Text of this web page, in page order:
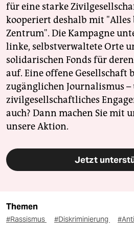
für eine starke
kooperiert deshalb mit
Zentrum". Die Kampagne
linke, selbstverwaltete Orte
solidarischen Fonds für
auf. Eine offene Gesellschaft
zugänglichen Journalismus –
zivilgesellschaftliches
auch? Dann machen Sie mit
unsere Aktion.
Jetzt
Themen
#Rassismus #Diskriminierung